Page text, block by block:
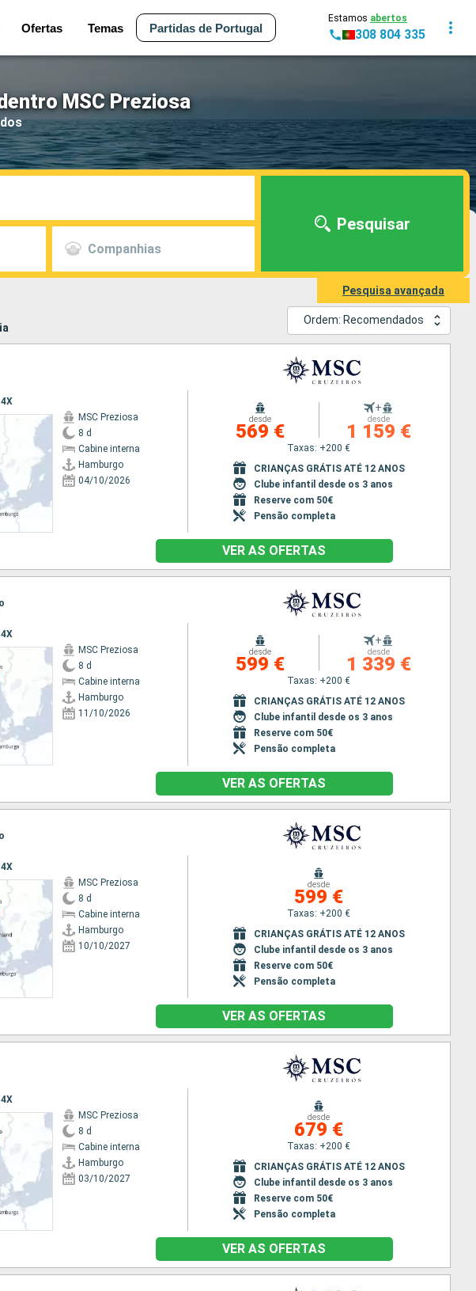
Ofertas Temas Partidas de Portugal
Estamos abertos
308 804 335
MSC Preziosa
Companhias
Pesquisar
Pesquisa avançada
Ordem: Recomendados
MSC Preziosa
8 d
Cabine interna
Hamburgo
04/10/2026
desde
569 €
+
desde
1 159 €
Taxas: +200 €
CRIANÇAS GRÁTIS ATÉ 12 ANOS
Clube infantil desde os 3 anos
Reserve com 50€
Pensão completa
VER AS OFERTAS
MSC Preziosa
8 d
Cabine interna
Hamburgo
11/10/2026
desde
599 €
+
desde
1 339 €
Taxas: +200 €
CRIANÇAS GRÁTIS ATÉ 12 ANOS
Clube infantil desde os 3 anos
Reserve com 50€
Pensão completa
VER AS OFERTAS
MSC Preziosa
8 d
Cabine interna
Hamburgo
10/10/2027
desde
599 €
Taxas: +200 €
CRIANÇAS GRÁTIS ATÉ 12 ANOS
Clube infantil desde os 3 anos
Reserve com 50€
Pensão completa
VER AS OFERTAS
MSC Preziosa
8 d
Cabine interna
Hamburgo
03/10/2027
desde
679 €
Taxas: +200 €
CRIANÇAS GRÁTIS ATÉ 12 ANOS
Clube infantil desde os 3 anos
Reserve com 50€
Pensão completa
VER AS OFERTAS